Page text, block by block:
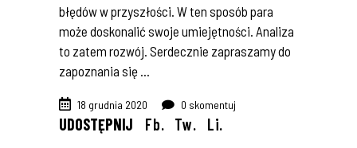
błędów w przyszłości. W ten sposób para
może doskonalić swoje umiejętności. Analiza
to zatem rozwój. Serdecznie zapraszamy do
zapoznania się
18 grudnia 2020 0 skomentuj
UDOSTĘPNIJ Fb. Tw. Li.